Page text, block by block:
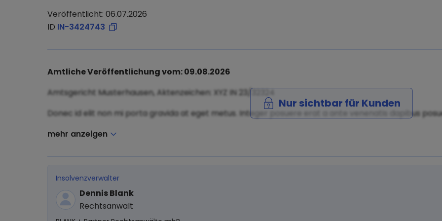
Veröffentlicht: 06.07.2026
ID IN-3424743
Amtliche Veröffentlichung vom: 09.08.2026
Amtsgericht Musterhausen, Aktenzeichen: XYZ IN 23/32324
Donec id elit non mi porta gravida at eget metus. Integer posuere erat a ante venenatis dapibus
Nur sichtbar für Kunden
mehr anzeigen
Insolvenzverwalter
Dennis Blank
Rechtsanwalt